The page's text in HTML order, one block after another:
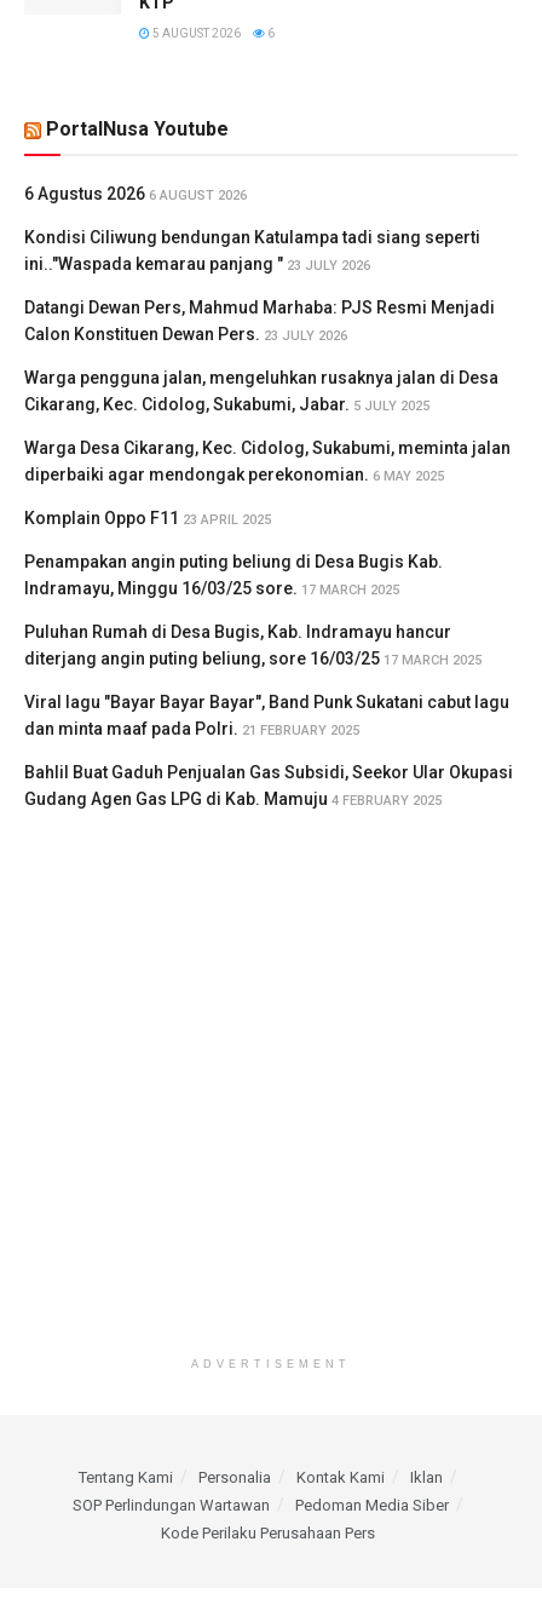
5 AUGUST 2026 6
PortalNusa Youtube
6 Agustus 2026 6 AUGUST 2026
Kondisi Ciliwung bendungan Katulampa tadi siang seperti
ini.."Waspada kemarau panjang " 23 JULY 2026
Datangi Dewan Pers, Mahmud Marhaba: PJS Resmi Menjadi
Calon Konstituen Dewan Pers. 23 JULY 2026
Warga pengguna jalan, mengeluhkan rusaknya jalan di Desa
Cikarang, Kec. Cidolog, Sukabumi, Jabar. 5 JULY 2025
Warga Desa Cikarang, Kec. Cidolog, Sukabumi, meminta jalan
diperbaiki agar mendongak perekonomian. 6 MAY 2025
Komplain Oppo F11 23 APRIL 2025
Penampakan angin puting beliung di Desa Bugis Kab.
Indramayu, Minggu 16/03/25 sore. 17 MARCH 2025
Puluhan Rumah di Desa Bugis, Kab. Indramayu hancur
diterjang angin puting beliung, sore 16/03/25 17 MARCH 2025
Viral lagu "Bayar Bayar Bayar", Band Punk Sukatani cabut lagu
dan minta maaf pada Polri. 21 FEBRUARY 2025
Bahlil Buat Gaduh Penjualan Gas Subsidi, Seekor Ular Okupasi
Gudang Agen Gas LPG di Kab. Mamuju 4 FEBRUARY 2025
ADVERTISEMENT
Tentang Kami Personalia Kontak Kami
Iklan
SOP Perlindungan Wartawan
Pedoman Media Siber
Kode Perilaku Perusahaan Pers